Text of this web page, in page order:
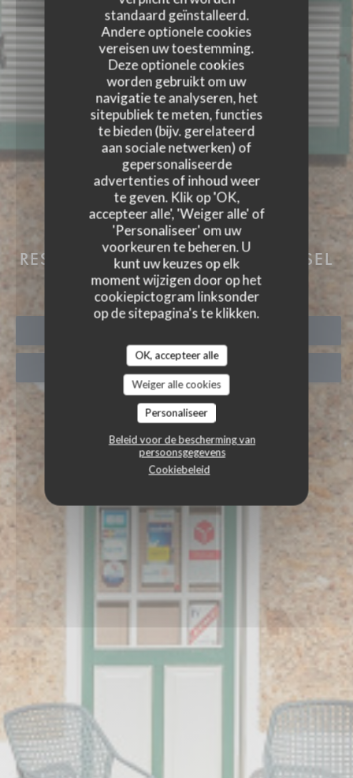
standaard geïnstalleerd.
Andere optionele cookies
vereisen uw toestemming.
Deze optionele cookies
worden gebruikt om uw
navigatie te analyseren, het
sitepubliek te meten, functies
te bieden (bijv. gerelateerd
aan sociale netwerken) of
gepersonaliseerde
advertenties of inhoud weer
te geven. Klik op 'OK,
accepteer alle', 'Weiger alle' of
'Personaliseer' om uw
voorkeuren te beheren. U
kunt uw keuzes op elk
moment wijzigen door op het
cookiepictogram linksonder
op de sitepagina's te klikken.
OK, accepteer alle
Weiger alle cookies
Personaliseer
Beleid voor de bescherming van
persoonsgegevens
Cookiebeleid
AUBERGE DES 3
RESTAURANT EN KAMERS
CHOISEL
| VALLEE DE CHEVREUSE
AFHAAL